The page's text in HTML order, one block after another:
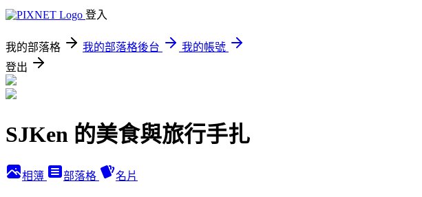
登入
我的部落格 我的部落格後台
我的帳號
登出
SJKen 的美食與旅行手扎
相簿 部落格 名片